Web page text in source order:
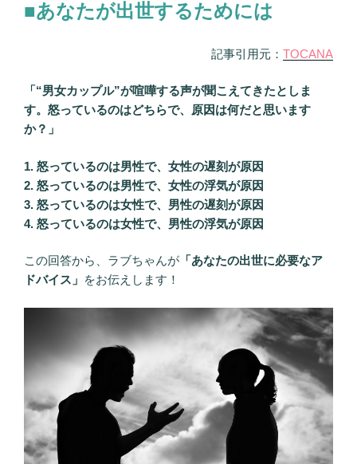
■あなたが出世するためには
記事引用元： TOCANA
「“男女カップル”が喧嘩する声が聞こえてきたとしま
す。怒っているのはどちらで、原因は何だと思います
か？」
1. 怒っているのは男性で、女性の遅刻が原因
2. 怒っているのは男性で、女性の浮気が原因
3. 怒っているのは女性で、男性の遅刻が原因
4. 怒っているのは女性で、男性の浮気が原因
この回答から、ラブちゃんが 「あなたの出世に必要なア
ドバイス」 をお伝えします！